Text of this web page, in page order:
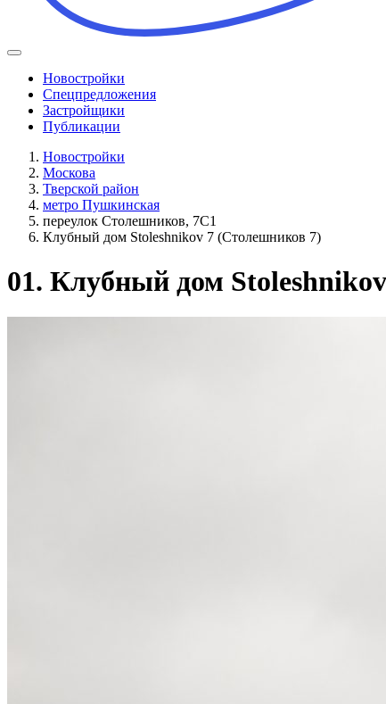
Новостройки
Спецпредложения
Застройщики
Публикации
Новостройки
Москова
Тверской район
метро Пушкинская
переулок Столешников, 7С1
Клубный дом Stoleshnikov 7 (Столешников 7)
01. Клубный дом